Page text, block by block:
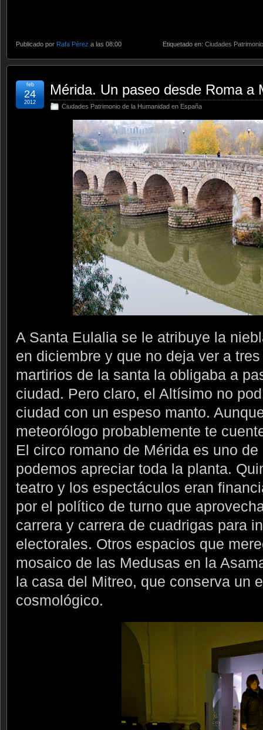
Publicado por Rafa Pérez a las 08:00 Etiquetado en: Ciudades
Mérida. Un paseo desde Roma a
Ciudades Patrimonio de la Humanidad en España
feb
24
2012
A Santa Eulalia se le atribuye la
en diciembre y que no deja ver a
martirios de la santa la obligaba a
ciudad. Pero claro, el Altísimo no
ciudad con un espeso manto.
meteorólogo probablemente te
El circo romano de Mérida es uno
podemos apreciar toda la planta.
teatro y los espectáculos eran
por el político de turno que
carrera y carrera de cuadrigas para
electorales. Otros espacios que
mosaico de las Medusas en la
la casa del Mitreo, que conserva un
cosmológico.